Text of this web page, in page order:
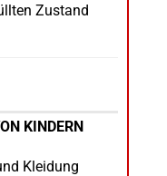
Zustand
KINDERN
Kleidung